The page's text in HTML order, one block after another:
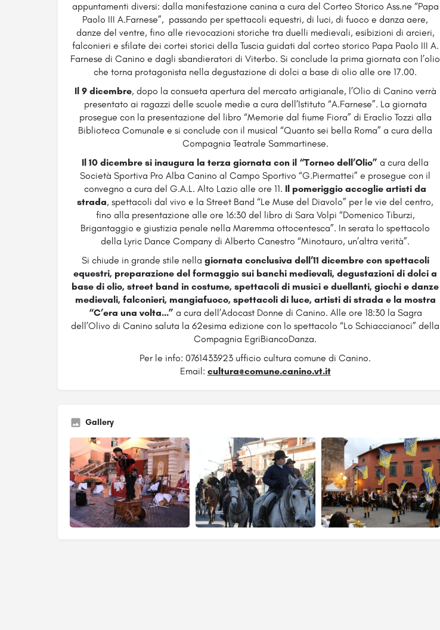
appuntamenti diversi: dalla manifestazione canina a cura del Corteo Storico Ass.ne “Papa
Paolo III A.Farnese”, passando per spettacoli equestri, di luci, di fuoco e danza aere,
danze del ventre, fino alle rievocazioni storiche tra duelli medievali, esibizioni di arcieri,
falconieri e sfilate dei cortei storici della Tuscia guidati dal corteo storico Papa Paolo III A.
Farnese di Canino e dagli sbandieratori di Viterbo. Si conclude la prima giornata con l’olio
che torna protagonista nella degustazione di dolci a base di olio alle ore 17.00.
Il 9 dicembre, dopo la consueta apertura del mercato artigianale, l’Olio di Canino verrà
presentato ai ragazzi delle scuole medie a cura dell’Istituto “A.Farnese”. La giornata
prosegue con la presentazione del libro “Memorie dal fiume Fiora” di Eraclio Tozzi alla
Biblioteca Comunale e si conclude con il musical “Quanto sei bella Roma” a cura della
Compagnia Teatrale Sammartinese.
Il 10 dicembre si inaugura la terza giornata con il “Torneo dell’Olio” a cura della
Società Sportiva Pro Alba Canino al Campo Sportivo “G.Piermattei” e prosegue con il
convegno a cura del G.A.L. Alto Lazio alle ore 11. Il pomeriggio accoglie artisti da
strada, spettacoli dal vivo e la Street Band “Le Muse del Diavolo” per le vie del centro,
fino alla presentazione alle ore 16:30 del libro di Sara Volpi “Domenico Tiburzi,
Brigantaggio e giustizia penale nella Maremma ottocentesca”. In serata lo spettacolo
della Lyric Dance Company di Alberto Canestro “Minotauro, un’altra verità”.
Si chiude in grande stile nella giornata conclusiva dell’11 dicembre con spettacoli
equestri, preparazione del formaggio sui banchi medievali, degustazioni di dolci a
base di olio, street band in costume, spettacoli di musici e duellanti, giochi e danze
medievali, falconieri, mangiafuoco, spettacoli di luce, artisti di strada e la mostra
“C’era una volta…” a cura dell’Adocast Donne di Canino. Alle ore 18:30 la Sagra
dell’Olivo di Canino saluta la 62esima edizione con lo spettacolo “Lo Schiaccianoci” della
Compagnia EgriBiancoDanza.
Per le info: 0761433923 ufficio cultura comune di Canino.
Email: cultura@comune.canino.vt.it
Gallery